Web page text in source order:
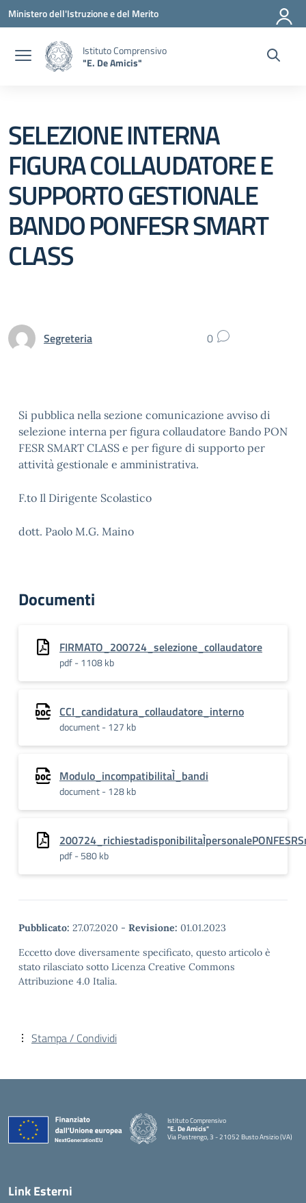
Vai ai contenuti
Vai al menu di navigazione
Vai al footer
Ministero dell'Istruzione e del Merito
Istituto Comprensivo
"E. De Amicis"
SELEZIONE INTERNA
FIGURA COLLAUDATORE E
SUPPORTO GESTIONALE
BANDO PONFESR SMART
CLASS
Segreteria 0
Si pubblica nella sezione comunicazione avviso di
selezione interna per figura collaudatore Bando PON
FESR SMART CLASS e per figure di supporto per
attività gestionale e amministrativa.
F.to Il Dirigente Scolastico
dott. Paolo M.G. Maino
Documenti
FIRMATO_200724_selezione_collaudatore
pdf - 1108 kb
CCI_candidatura_collaudatore_interno
document - 127 kb
Modulo_incompatibilitaÌ_bandi
document - 128 kb
pdf - 580 kb
Pubblicato: 27.07.2020 - Revisione: 01.01.2023
Eccetto dove diversamente specificato, questo articolo è
stato rilasciato sotto Licenza Creative Commons
Attribuzione 4.0 Italia.
Stampa / Condividi
Istituto Comprensivo
"E. De Amicis"
Via Pastrengo, 3 - 21052 Busto Arsizio (VA)
Link Esterni